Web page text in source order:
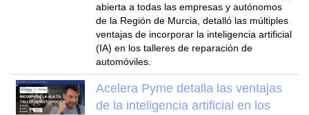
abierta a todas las empresas y autónomos
de la Región de Murcia, detalló las múltiples
ventajas de incorporar la inteligencia artificial
(IA) en los talleres de reparación de
automóviles.
Acelera Pyme detalla las ventajas
de la inteligencia artificial en los